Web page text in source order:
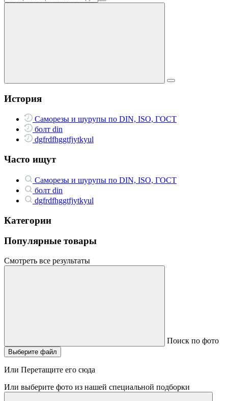
История
Саморезы и шурупы по DIN, ISO, ГОСТ
болт din
dgfrdfhggtfjytkyul
Часто ищут
Саморезы и шурупы по DIN, ISO, ГОСТ
болт din
dgfrdfhggtfjytkyul
Категории
Популярные товары
Смотреть все результаты
Поиск по фото
Выберите файл
Или Перетащите его сюда
Или выберите фото из нашей специальной подборки